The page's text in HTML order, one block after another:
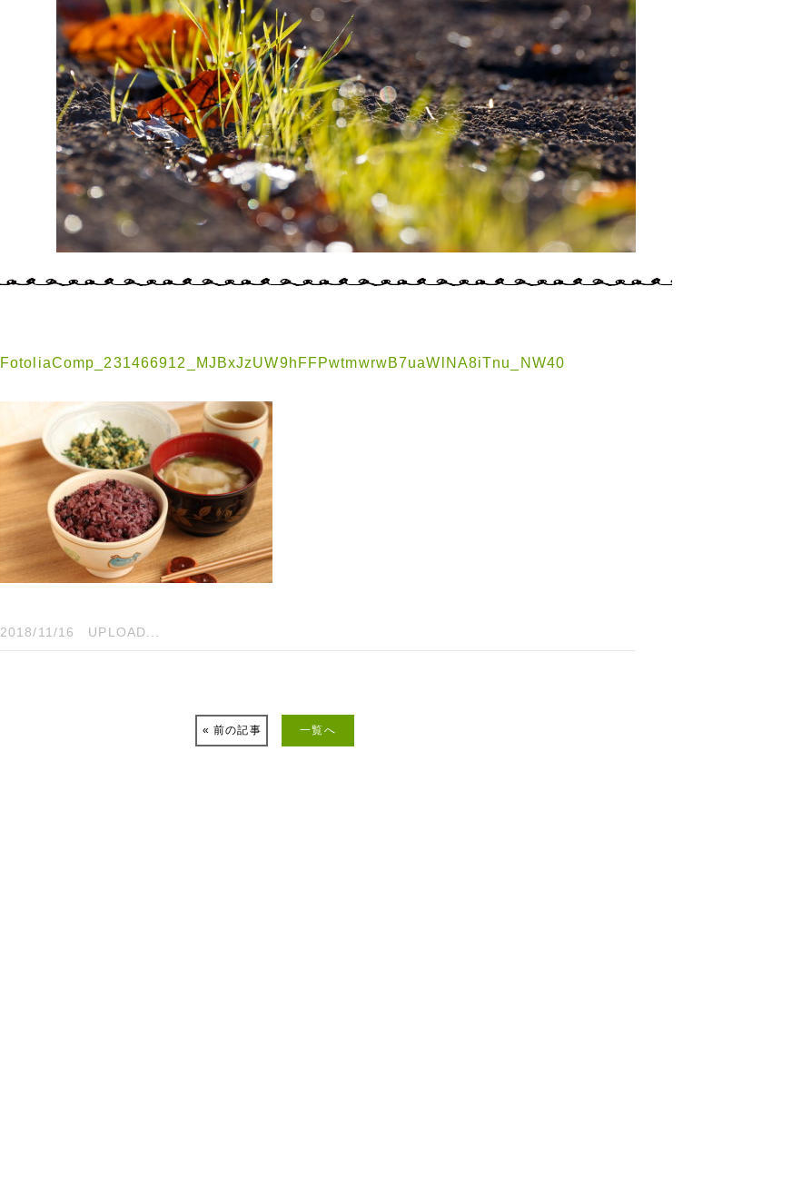
FotoliaComp_231466912_MJBxJzUW9hFFPwtmwrwB7uaWlNA8iTnu_NW40
2018/11/16 UPLOAD...
« 前の記事 一覧へ